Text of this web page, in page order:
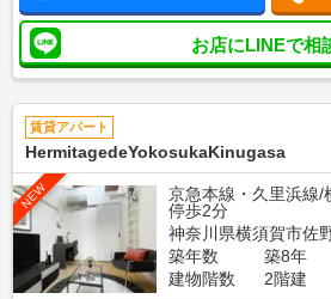
お店にLINEで相
賃貸アパート
HermitagedeYokosukaKinugasa
NEW
京急本線・久里浜線/
停歩2分
神奈川県横須賀市佐
築年数
築8年
建物階数
2階建